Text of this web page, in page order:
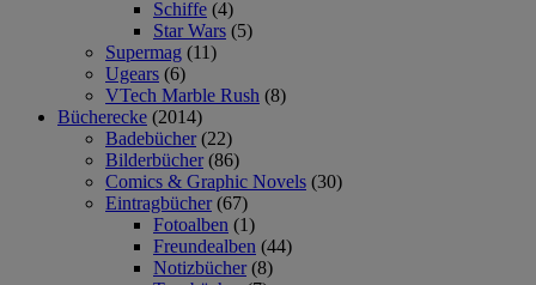
Schiffe (4)
Star Wars (5)
Supermag (11)
Ugears (6)
VTech Marble Rush (8)
Bücherecke (2014)
Badebücher (22)
Bilderbücher (86)
Comics & Graphic Novels (30)
Eintragbücher (67)
Fotoalben (1)
Freundealben (44)
Notizbücher (8)